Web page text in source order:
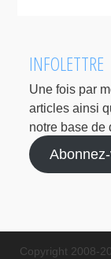
INFOLETTRE
Une fois par
articles ainsi
notre base de
Copyright 2008-